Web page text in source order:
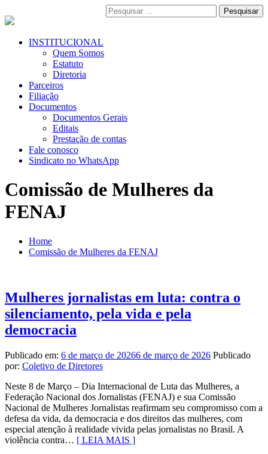
para
conteúdo
Pesquisar
por:
Menu
INSTITUCIONAL
Quem Somos
Estatuto
Diretoria
Parceiros
Filiação
Documentos
Documentos Gerais
Editais
Prestação de contas
Fale conosco
Sindicato no WhatsApp
Comissão de Mulheres da
FENAJ
Home
Comissão de Mulheres da FENAJ
Mulheres jornalistas em luta: contra o
silenciamento, pela vida e pela
democracia
Publicado em: 6 de março de 20266 de março de 2026 Publicado
por: Coletivo de Diretores
Neste 8 de Março – Dia Internacional de Luta das Mulheres, a
Federação Nacional dos Jornalistas (FENAJ) e sua Comissão
Nacional de Mulheres Jornalistas reafirmam seu compromisso com a
defesa da vida, da democracia e dos direitos das mulheres, com
especial atenção à realidade vivida pelas jornalistas no Brasil. A
violência contra… [ LEIA MAIS ]